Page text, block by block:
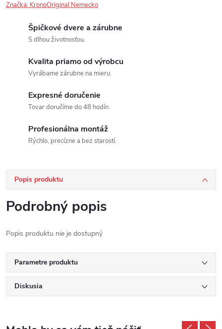
Značka: KronoOriginal Nemecko
Špičkové dvere a zárubne
S dlhou životnosťou.
Kvalita priamo od výrobcu
Vyrábame zárubne na mieru.
Expresné doručenie
Tovar doručíme do 48 hodín.
Profesionálna montáž
Rýchlo, precízne a bez starostí.
Popis produktu
Podrobný popis
Popis produktu nie je dostupný
Parametre produktu
Diskusia